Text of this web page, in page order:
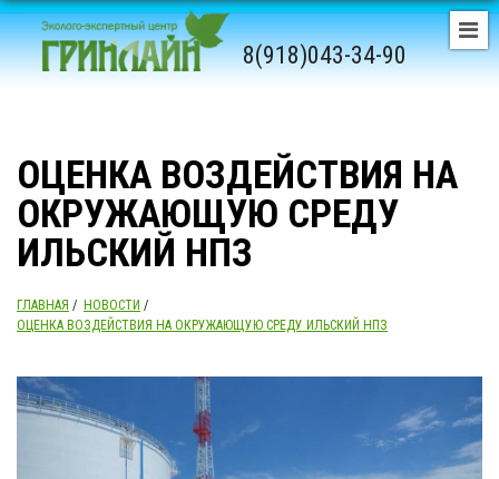
8(918)043-34-90
ОЦЕНКА ВОЗДЕЙСТВИЯ НА
ОКРУЖАЮЩУЮ СРЕДУ
ИЛЬСКИЙ НПЗ
ГЛАВНАЯ / НОВОСТИ /
ОЦЕНКА ВОЗДЕЙСТВИЯ НА ОКРУЖАЮЩУЮ СРЕДУ ИЛЬСКИЙ НПЗ